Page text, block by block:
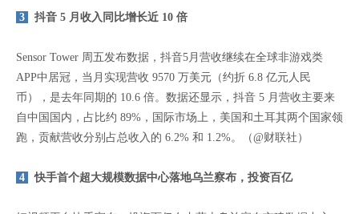
3 抖音 5 月收入同比增长近 10 倍
Sensor Tower 周五发布数据，抖音5月营收继续在全球非游戏类
APP中居冠，当月实现营收 9570 万美元（约折 6.8 亿元人民
币），是去年同期的 10.6 倍。数据还显示，抖音 5 月营收主要来
自中国国内，占比约 89%，国际市场上，美国和土耳其两个国家领
跑，贡献营收分别占总收入的 6.2% 和 1.2%。（@财联社）
4 快手首个超大规模数据中心落地乌兰察布，投资百亿